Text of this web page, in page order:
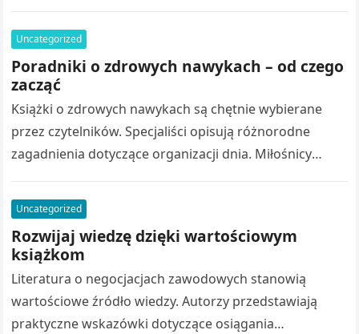
sukcesu stanowi inspirację…
Uncategorized
Poradniki o zdrowych nawykach – od czego
zacząć
Książki o zdrowych nawykach są chętnie wybierane
przez czytelników. Specjaliści opisują różnorodne
zagadnienia dotyczące organizacji dnia. Miłośnicy
koncepcjami związanymi ze świadomym…
Uncategorized
Rozwijaj wiedzę dzięki wartościowym
książkom
Literatura o negocjacjach zawodowych stanowią
wartościowe źródło wiedzy. Autorzy przedstawiają
praktyczne wskazówki dotyczące osiągania